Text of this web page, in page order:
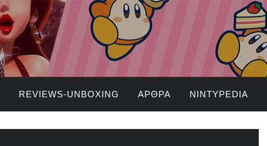
REVIEWS-UNBOXING ΆΡΘΡΑ NINTYPEDIA